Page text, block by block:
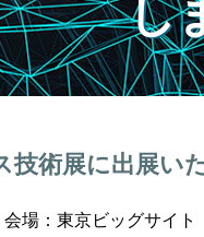
し
術展に出展い
場：東京ビッグサイ